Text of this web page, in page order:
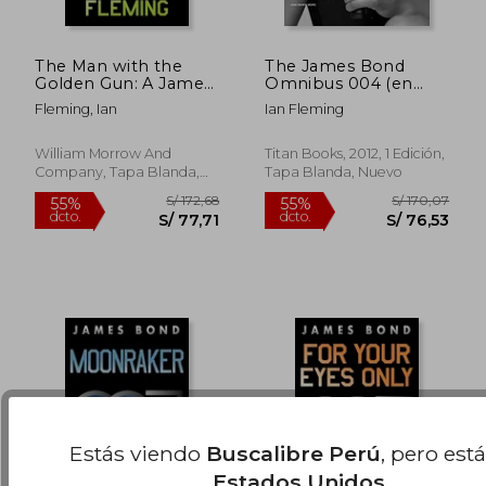
dcto. dcto. S/
The Man with the
Golden Gun: A James
Bond Novel (en
Inglés)
Fleming, Ian
William Morrow And
Company, Tapa Blanda,
Nuevo
The James Bond
Omnibus 004 (en
Inglés)
Ian Fleming
Titan Books, 2012, 1 Edición,
Tapa Blanda, Nuevo
Estás viendo Buscalibre Perú, pero